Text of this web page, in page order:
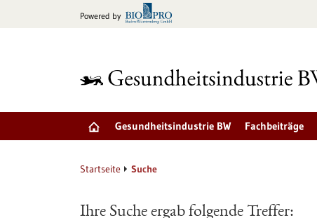
Powered by
Gesundheitsindustrie BW Fachbeiträge
Startseite Suche
Ihre Suche ergab folgende Treffer: